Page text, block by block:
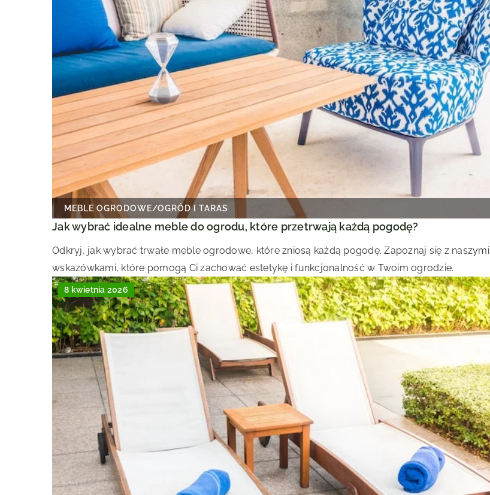
MEBLE OGRODOWE/OGRÓD I TARAS
Jak wybrać idealne meble do ogrodu, które przetrwają każdą pogodę?
Odkryj, jak wybrać trwałe meble ogrodowe, które zniosą każdą pogodę. Zapoznaj się z naszymi
wskazówkami, które pomogą Ci zachować estetykę i funkcjonalność w Twoim ogrodzie.
8 kwietnia 2026